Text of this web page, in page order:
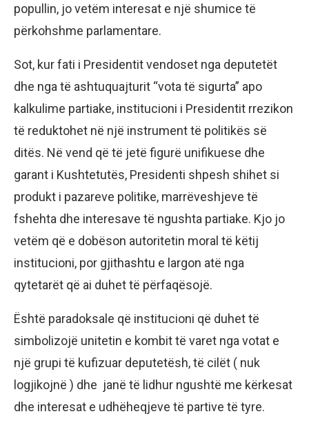
popullin, jo vetëm interesat e një shumice të
përkohshme parlamentare.
Sot, kur fati i Presidentit vendoset nga deputetët
dhe nga të ashtuquajturit “vota të sigurta” apo
kalkulime partiake, institucioni i Presidentit rrezikon
të reduktohet në një instrument të politikës së
ditës. Në vend që të jetë figurë unifikuese dhe
garant i Kushtetutës, Presidenti shpesh shihet si
produkt i pazareve politike, marrëveshjeve të
fshehta dhe interesave të ngushta partiake. Kjo jo
vetëm që e dobëson autoritetin moral të këtij
institucioni, por gjithashtu e largon atë nga
qytetarët që ai duhet të përfaqësojë.
Është paradoksale që institucioni që duhet të
simbolizojë unitetin e kombit të varet nga votat e
një grupi të kufizuar deputetësh, të cilët ( nuk
logjikojnë ) dhe janë të lidhur ngushtë me kërkesat
dhe interesat e udhëheqjeve të partive të tyre.